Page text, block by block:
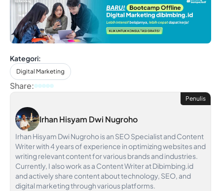
Kategori:
Digital Marketing
Share:
Penulis
Irhan Hisyam Dwi Nugroho
Irhan Hisyam Dwi Nugroho is an SEO Specialist and Content
Writer with 4 years of experience in optimizing websites and
writing relevant content for various brands and industries.
Currently, I also work as a Content Writer at Dibimbing.id
and actively share content about technology, SEO, and
digital marketing through various platforms.